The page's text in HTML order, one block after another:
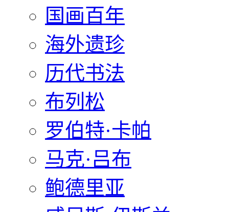
国画百年
海外遗珍
历代书法
布列松
罗伯特·卡帕
马克·吕布
鲍德里亚